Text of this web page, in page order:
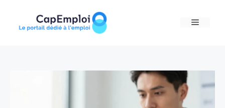
content
MENU